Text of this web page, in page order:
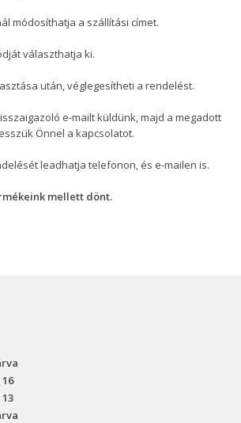
módosíthatja a szállítási címet.
választhatja ki.
után, véglegesítheti a rendelést.
e-mailt küldünk, majd a megadott
Önnel a kapcsolatot.
leadhatja telefonon, és e-mailen is.
mellett dönt.
16
13